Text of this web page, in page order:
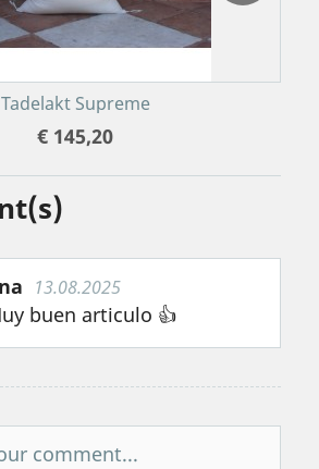
Tadelakt Supreme
€ 145,20
13.08.2025
buen articulo 👍
comment...